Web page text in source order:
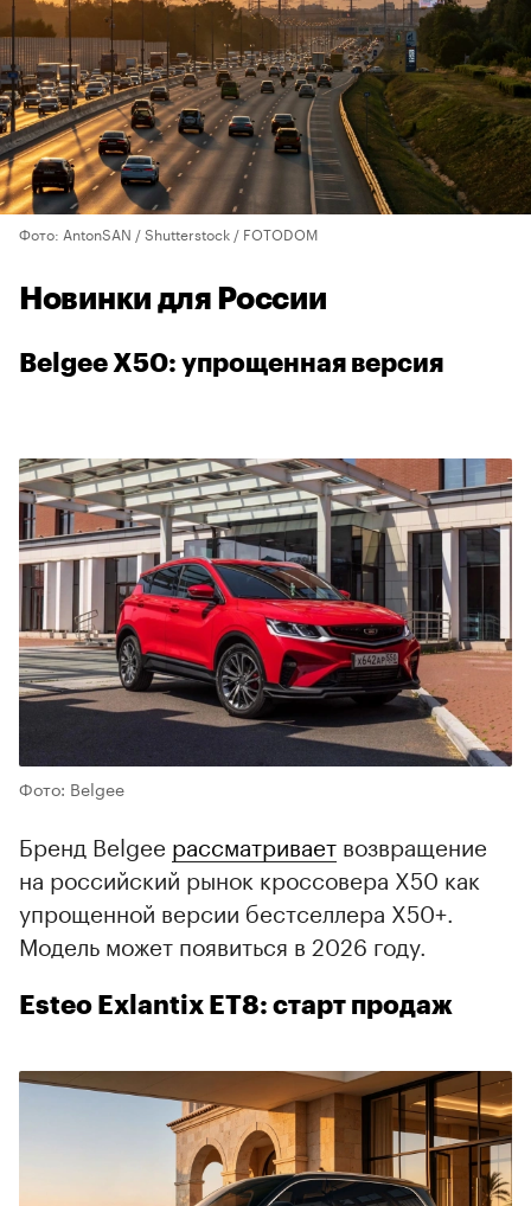
Фото: AntonSAN / Shutterstock / FOTODOM
Новинки для России
Belgee X50: упрощенная версия
Фото: Belgee
Бренд Belgee рассматривает возвращение
на российский рынок кроссовера X50 как
упрощенной версии бестселлера X50+.
Модель может появиться в 2026 году.
Esteo Exlantix ET8: старт продаж